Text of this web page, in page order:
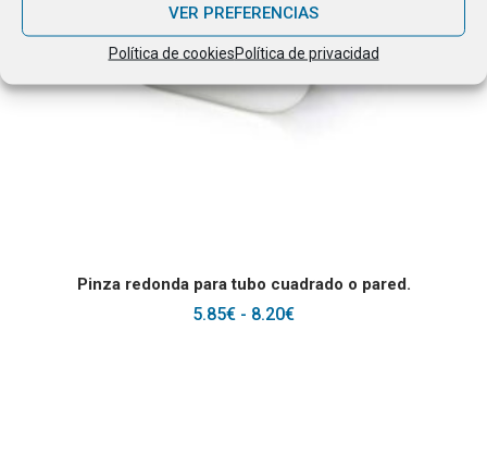
VER PREFERENCIAS
Política de cookiesPolítica de privacidad
SELECCIONAR OPCIONES
Pinza redonda para tubo cuadrado o pared.
5.85€ - 8.20€RANGO